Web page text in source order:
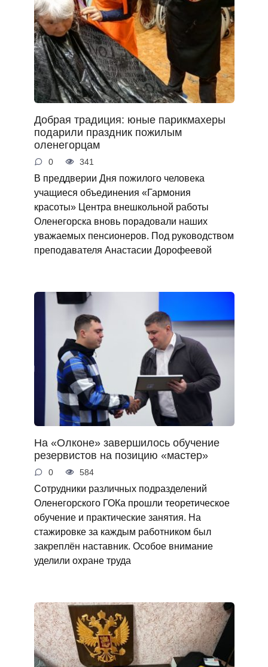
Добрая традиция: юные парикмахеры
подарили праздник пожилым
оленегорцам
0 341
В преддверии Дня пожилого человека
учащиеся объединения «Гармония
красоты» Центра внешкольной работы
Оленегорска вновь порадовали наших
уважаемых пенсионеров. Под руководством
преподавателя Анастасии Дорофеевой
На «Олконе» завершилось обучение
резервистов на позицию «мастер»
0 584
Сотрудники различных подразделений
Оленегорского ГОКа прошли теоретическое
обучение и практические занятия. На
стажировке за каждым работником был
закреплён наставник. Особое внимание
уделили охране труда